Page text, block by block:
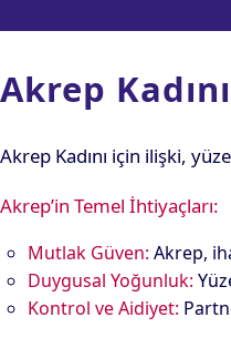
Akrep
Akrep Kadını için ilişki,
Akrep’in Temel İhtiyaçları:
Mutlak Güven: Akrep,
Duygusal Yoğunluk:
Kontrol ve Aidiyet: